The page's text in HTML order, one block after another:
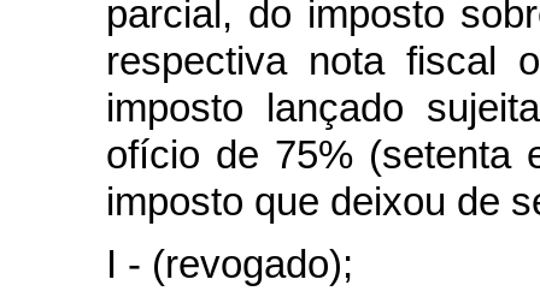
parcial, do imposto
respectiva nota fiscal
imposto lançado
ofício de 75% (setenta
imposto que deixou de
I - (revogado);